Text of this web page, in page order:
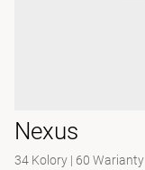
Nexus
34 Kolory | 60 Warianty